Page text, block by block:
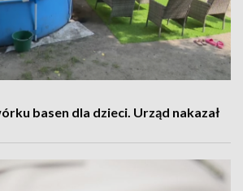
basen dla dzieci. Urząd nakazał